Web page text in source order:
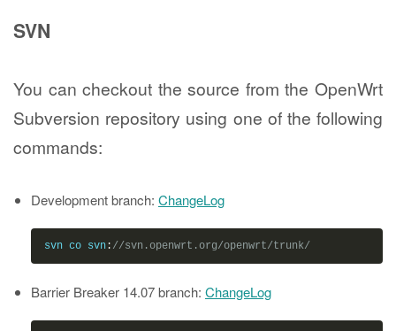
SVN
You can checkout the source from the OpenWrt
Subversion repository using one of the following
commands:
Development branch: ChangeLog
svn co svn : //svn.openwrt.org/openwrt/trunk/
Barrier Breaker 14.07 branch: ChangeLog